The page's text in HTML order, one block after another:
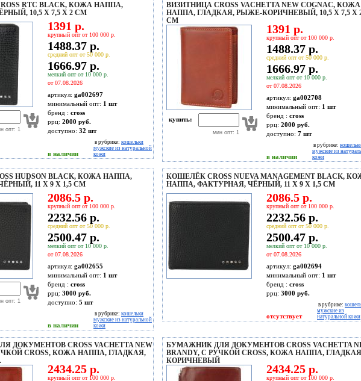
RTC BLACK, КОЖА НАППА,
10,5 Х 7,5 Х 2 СМ
опт: 1
1391 р.
крупный опт от 100 000 р.
1488.37 р.
средний опт от 50 000 р.
1666.97 р.
мелкий опт от 10 000 р.
от 07.08.2026
артикул: ga002697
минимальный опт: 1 шт
бренд : cross
ррц: 2000 руб.
доступно: 32 шт
в наличии
в рубрике: кошельки
мужские из натуральной
кожи
ВИЗИТНИЦА CROSS VACHETTA NEW COGNAC, КОЖА
НАППА, ГЛАДКАЯ, РЫЖЕ-КОРИЧНЕВЫЙ, 10,5 Х 7,5 Х
СМ
купить:
мин опт: 1
1391 р.
крупный опт от 100 000 р.
1488.37 р.
средний опт от 50 000 р.
1666.97 р.
мелкий опт от 10 000 р.
от 07.08.2026
артикул: ga002708
минимальный опт: 1 шт
бренд : cross
ррц: 2000 руб.
доступно: 7 шт
в наличии
в рубрике:
мужские из
кожи
HUDSON BLACK, КОЖА НАППА,
11 Х 9 Х 1,5 СМ
опт: 1
2086.5 р.
крупный опт от 100 000 р.
2232.56 р.
средний опт от 50 000 р.
2500.47 р.
мелкий опт от 10 000 р.
от 07.08.2026
артикул: ga002655
минимальный опт: 1 шт
бренд : cross
ррц: 3000 руб.
доступно: 5 шт
в наличии
в рубрике: кошельки
мужские из натуральной
кожи
КОШЕЛЁК CROSS NUEVA MANAGEMENT BLACK,
НАППА, ФАКТУРНАЯ, ЧЁРНЫЙ, 11 Х 9 Х 1,5 СМ
2086.5 р.
крупный опт от 100 000 р.
2232.56 р.
средний опт от 50 000 р.
2500.47 р.
мелкий опт от 10 000 р.
от 07.08.2026
артикул: ga002694
минимальный опт: 1 шт
бренд : cross
ррц: 3000 руб.
отсутствует
в рубрике:
мужские из
натуральной кожи
ДОКУМЕНТОВ CROSS VACHETTA NEW
CROSS, КОЖА НАППА, ГЛАДКАЯ,
2434.25 р.
крупный опт от 100 000 р.
БУМАЖНИК ДЛЯ ДОКУМЕНТОВ CROSS VACHETTA
BRANDY, С РУЧКОЙ CROSS, КОЖА НАППА,
КОРИЧНЕВЫЙ
2434.25 р.
крупный опт от 100 000 р.